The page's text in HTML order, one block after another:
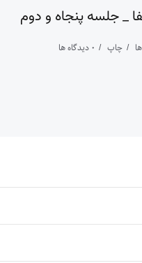
چاپ ۰ دیدگاه ها